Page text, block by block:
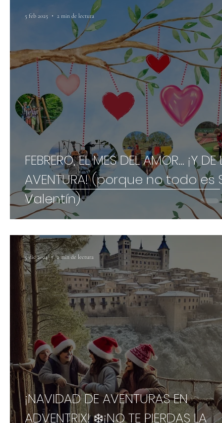
FEBRERO, EL MES DEL AMOR... ¡Y DE
AVENTURA! (porque no todo es
Valentín)
5 feb 2025 2 min de lectura
¡NAVIDAD DE AVENTURAS EN
ADVENTRIX! ❄️¡NO TE PIERDAS LA
5 dic 2024 2 min de lectura